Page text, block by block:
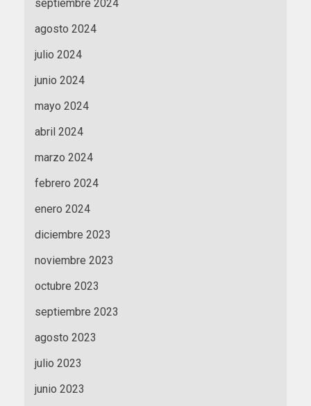
septiembre 2024
agosto 2024
julio 2024
junio 2024
mayo 2024
abril 2024
marzo 2024
febrero 2024
enero 2024
diciembre 2023
noviembre 2023
octubre 2023
septiembre 2023
agosto 2023
julio 2023
junio 2023